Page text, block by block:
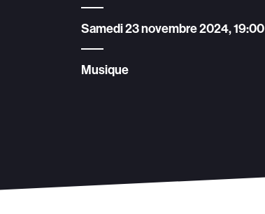
Samedi 23 novembre 2024, 19:00
Musique